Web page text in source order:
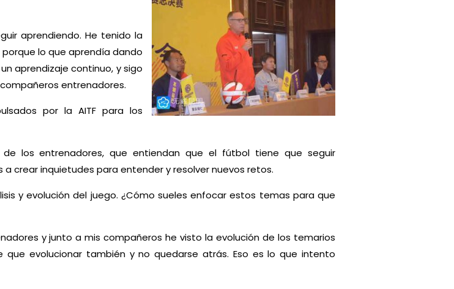
aprendiendo. He tenido la
porque lo que aprendía dando
aprendizaje continuo, y sigo
entrenadores.
por la AITF para los
de los entrenadores, que entiendan que el fútbol tiene que seguir
crear inquietudes para entender y resolver nuevos retos.
y evolución del juego. ¿Cómo sueles enfocar estos temas para que
y junto a mis compañeros he visto la evolución de los temarios
evolucionar también y no quedarse atrás. Eso es lo que intento